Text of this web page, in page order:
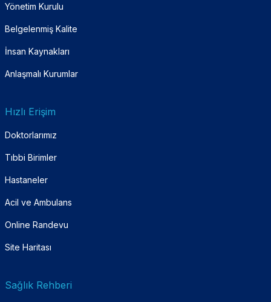
Yönetim Kurulu
Belgelenmiş Kalite
İnsan Kaynakları
Anlaşmalı Kurumlar
Hızlı Erişim
Doktorlarımız
Tıbbi Birimler
Hastaneler
Acil ve Ambulans
Online Randevu
Site Haritası
Sağlık Rehberi